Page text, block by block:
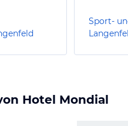
Sport-
Hotel Mondial